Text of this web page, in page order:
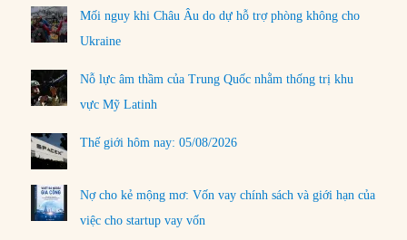
Mối nguy khi Châu Âu do dự hỗ trợ phòng không cho
Ukraine
Nỗ lực âm thầm của Trung Quốc nhằm thống trị khu
vực Mỹ Latinh
Thế giới hôm nay: 05/08/2026
Nợ cho kẻ mộng mơ: Vốn vay chính sách và giới hạn của
việc cho startup vay vốn